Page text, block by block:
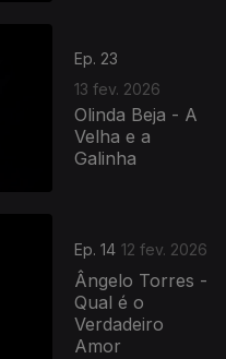
Ep. 23
13 fev. 2026
Olinda Beja - A
Velha e a
Galinha
Ep. 14 12 fev. 2026
Ângelo Torres -
Qual é o
Verdadeiro
Amor